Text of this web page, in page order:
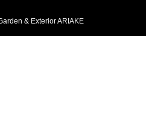
& Exterior ARIAKE